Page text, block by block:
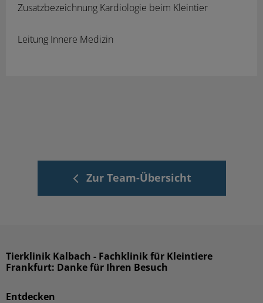
Zusatzbezeichnung Kardiologie beim Kleintier
Leitung Innere Medizin
Zur Team-Übersicht
Entdecken
Tierklinik Kalbach - Fachklinik für Kleintiere
Frankfurt: Danke für Ihren Besuch